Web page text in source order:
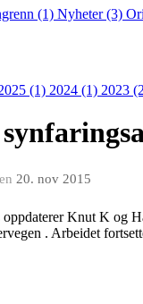
(1) Nyheter (3)
(1) 2024 (1) 2023
20. nov 2015
Knut K og
. Arbeidet